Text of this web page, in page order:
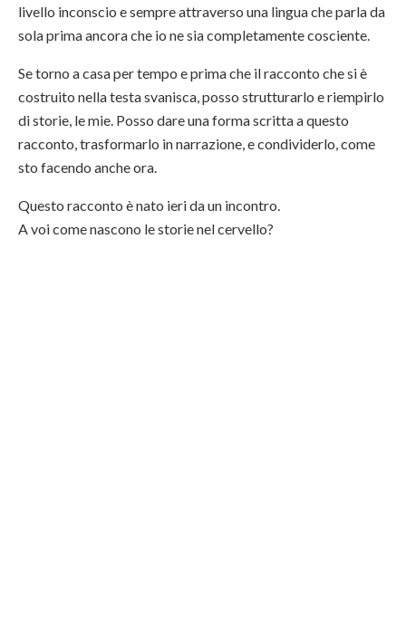
livello inconscio e sempre attraverso una lingua che parla da
sola prima ancora che io ne sia completamente cosciente.
Se torno a casa per tempo e prima che il racconto che si è
costruito nella testa svanisca, posso strutturarlo e riempirlo
di storie, le mie. Posso dare una forma scritta a questo
racconto, trasformarlo in narrazione, e condividerlo, come
sto facendo anche ora.
Questo racconto è nato ieri da un incontro.
A voi come nascono le storie nel cervello?